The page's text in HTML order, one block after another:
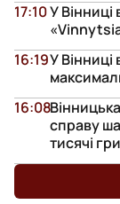
У Вінниці
17:10
У
16:19
справу
тисячі
16:08